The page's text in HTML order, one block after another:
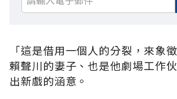
「這是借用一個人的分裂，來象
賴聲川的妻子、也是他劇場工作
出新戲的涵意。